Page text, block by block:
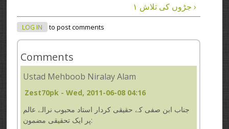
جڑوں کی تلاش ۱ ›
LOG IN to post comments
Comments
Ustad Mehboob Niralay Alam
Zest70pk - Wed, 2011-06-08 04:16
جناب ابن صفی کے حقیقی کردار استاد محبوب نرالے عالم
پر ایک تحقیقی مضمون: